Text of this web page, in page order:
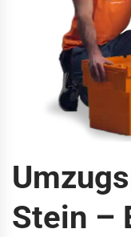
Stein –